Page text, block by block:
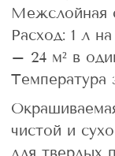
Межслойная
Расход: 1 л
– 24 м² в
Температура
чистой и